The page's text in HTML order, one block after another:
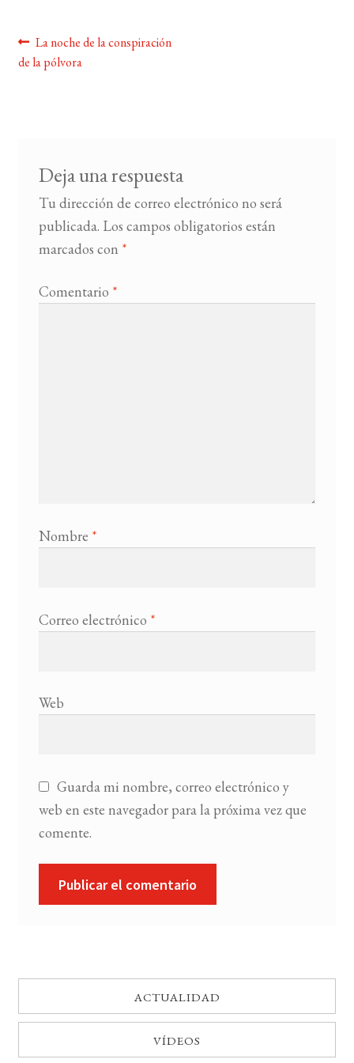
BUSCAR
Navegación
de
Anterior:
La noche de la conspiración
de la pólvora
Deja una respuesta
Tu dirección de correo electrónico no será
publicada. Los campos obligatorios están
marcados con *
Comentario *
Nombre *
Correo electrónico *
Web
Guarda mi nombre, correo electrónico y
web en este navegador para la próxima vez que
comente.
ACTUALIDAD
VÍDEOS